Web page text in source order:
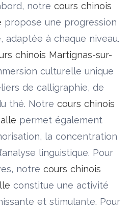
notre cours chinois
propose une progression
adaptée à chaque niveau.
chinois Martignas-sur-
culturelle unique
de calligraphie, de
thé. Notre cours chinois
permet également
la concentration
linguistique. Pour
notre cours chinois
constitue une activité
et stimulante. Pour